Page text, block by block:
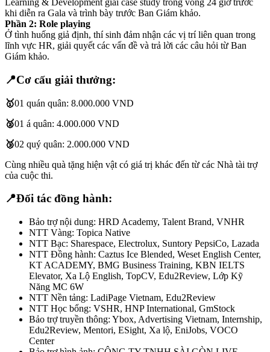
Learning & Development giải case study trong vòng 24 giờ trước
khi diễn ra Gala và trình bày trước Ban Giám khảo.
Phần 2: Role playing
Ở tình huống giả định, thí sinh đảm nhận các vị trí liên quan trong
lĩnh vực HR, giải quyết các vấn đề và trả lời các câu hỏi từ Ban
Giám khảo.
📍Cơ cấu giải thưởng:
🥇01 quán quân: 8.000.000 VND
🥈01 á quân: 4.000.000 VND
🥉02 quý quân: 2.000.000 VND
Cùng nhiều quà tặng hiện vật có giá trị khác đến từ các Nhà tài trợ
của cuộc thi.
📍Đối tác đồng hành:
Bảo trợ nội dung: HRD Academy, Talent Brand, VNHR
NTT Vàng: Topica Native
NTT Bạc: Sharespace, Electrolux, Suntory PepsiCo, Lazada
NTT Đồng hành: Caztus Ice Blended, Weset English Center,
KT ACADEMY, BMG Business Training, KBN IELTS
Elevator, Xa Lộ English, TopCV, Edu2Review, Lớp Kỹ
Năng MC 6W
NTT Nền tảng: LadiPage Vietnam, Edu2Review
NTT Học bổng: VSHR, HNP International, GmStock
Bảo trợ truyền thông: Ybox, Advertising Vietnam, Internship,
Edu2Review, Mentori, ESight, Xa lộ, EniJobs, VOCO
Center